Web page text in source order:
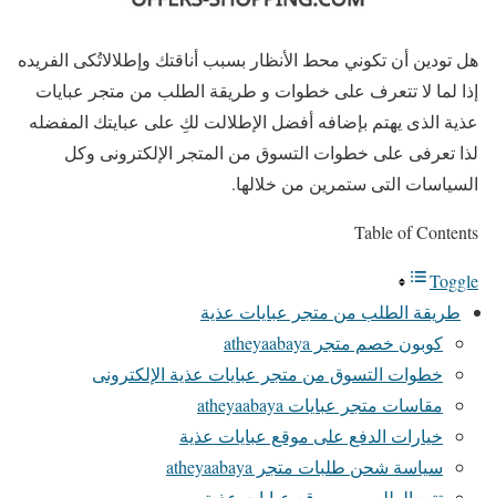
هل تودين أن تكوني محط الأنظار بسبب أناقتك وإطلالاتُكى الفريده
إذا لما لا تتعرف على خطوات و طريقة الطلب من متجر عبايات
عذية الذى يهتم بإضافه أفضل الإطلالت لكِ على عبايتك المفضله
لذا تعرفى على خطوات التسوق من المتجر الإلكترونى وكل
السياسات التى ستمرين من خلالها.
Table of Contents
Toggle
طريقة الطلب من متجر عبايات عذية
كوبون خصم متجر atheyaabaya
خطوات التسوق من متجر عبايات عذية الإلكترونى
مقاسات متجر عبايات atheyaabaya
خيارات الدفع على موقع عبايات عذية
سياسة شحن طلبات متجر atheyaabaya